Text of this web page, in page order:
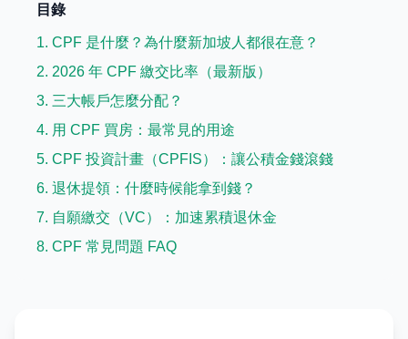
目錄
1. CPF 是什麼？為什麼新加坡人都很在意？
2. 2026 年 CPF 繳交比率（最新版）
3. 三大帳戶怎麼分配？
4. 用 CPF 買房：最常見的用途
5. CPF 投資計畫（CPFIS）：讓公積金錢滾錢
6. 退休提領：什麼時候能拿到錢？
7. 自願繳交（VC）：加速累積退休金
8. CPF 常見問題 FAQ